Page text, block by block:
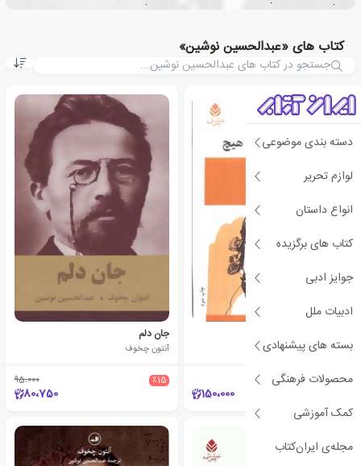
دسته بندی موضوعی
لوازم تحریر
انواع داستان
کتاب های برگزیده
جوایز ادبی
ادبیات ملل
بسته های پیشنهادی
محصولات فرهنگی
کمک آموزشی
مجله‌ی ایران‌کتاب
کتاب های «عبدالحسین نوشین»
ویلیام شکسپیر
150،000
جان دلم
آنتون چخوف
٪15 95،000
80،750